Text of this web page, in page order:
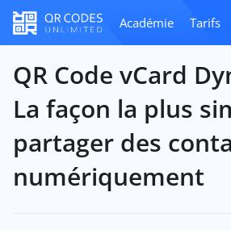
Académie Tarifs
QR Code vCard
La façon la plus
partager des
numériquement